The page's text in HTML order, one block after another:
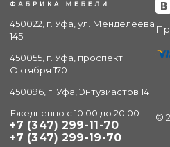
450022, г. Уфа, ул. Менделеева
145
450055, г. Уфа, проспект
Октября 170
450096, г. Уфа, Энтузиастов 14
Ежедневно с 10:00 до 20:00
+7 (347) 299-11-70
+7 (347) 299-19-70
©